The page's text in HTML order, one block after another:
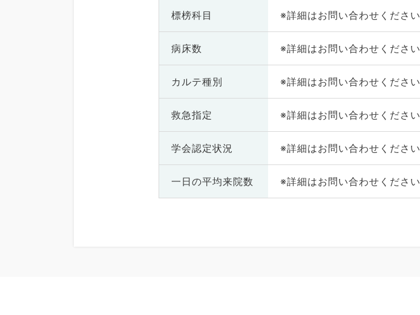
標榜科目 ※詳細はお問い合わせください
病床数 ※詳細はお問い合わせください
カルテ種別 ※詳細はお問い合わせください
救急指定 ※詳細はお問い合わせください
学会認定状況 ※詳細はお問い合わせください
一日の平均来院数 ※詳細はお問い合わせください